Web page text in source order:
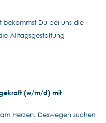
bekommst Du bei uns die
Alltagsgestaltung
(w/m/d) mit
Herzen. Deswegen suchen